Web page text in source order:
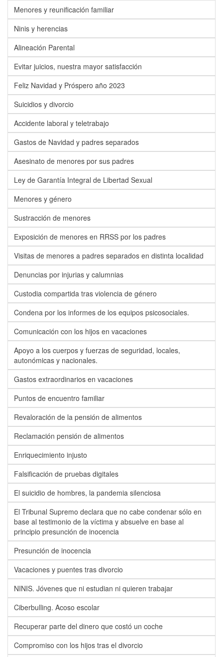
Menores y reunificación familiar
Ninis y herencias
Alineación Parental
Evitar juicios, nuestra mayor satisfacción
Feliz Navidad y Próspero año 2023
Suicidios y divorcio
Accidente laboral y teletrabajo
Gastos de Navidad y padres separados
Asesinato de menores por sus padres
Ley de Garantía Integral de Libertad Sexual
Menores y género
Sustracción de menores
Exposición de menores en RRSS por los padres
Visitas de menores a padres separados en distinta localidad
Denuncias por injurias y calumnias
Custodia compartida tras violencia de género
Condena por los informes de los equipos psicosociales.
Comunicación con los hijos en vacaciones
Apoyo a los cuerpos y fuerzas de seguridad, locales,
autonómicas y nacionales.
Gastos extraordinarios en vacaciones
Puntos de encuentro familiar
Revaloración de la pensión de alimentos
Reclamación pensión de alimentos
Enriquecimiento injusto
Falsificación de pruebas digitales
El suicidio de hombres, la pandemia silenciosa
El Tribunal Supremo declara que no cabe condenar sólo en
base al testimonio de la víctima y absuelve en base al
principio presunción de inocencia
Presunción de inocencia
Vacaciones y puentes tras divorcio
NINIS. Jóvenes que ni estudian ni quieren trabajar
Ciberbulling. Acoso escolar
Recuperar parte del dinero que costó un coche
Compromiso con los hijos tras el divorcio